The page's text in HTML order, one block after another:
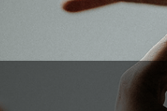
공공외교 자료